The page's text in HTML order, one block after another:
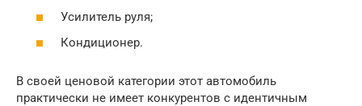
Усилитель руля;
Кондиционер.
В своей ценовой категории этот автомобиль
практически не имеет конкурентов с идентичным